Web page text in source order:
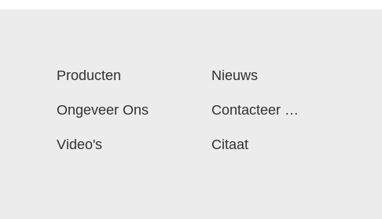
Producten
Ongeveer Ons
Video's
Nieuws
Contacteer On
Citaat